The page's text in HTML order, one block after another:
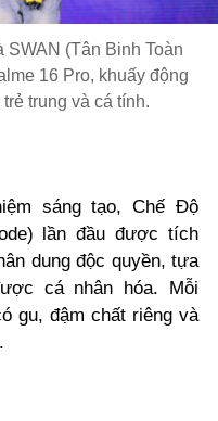
SWAN (Tân Binh Toàn
16 Pro, khuấy động
trung và cá tính.
sáng tạo, Chế Độ
lần đầu được tích
dung độc quyền, tựa
cá nhân hóa. Mỗi
gu, đậm chất riêng và